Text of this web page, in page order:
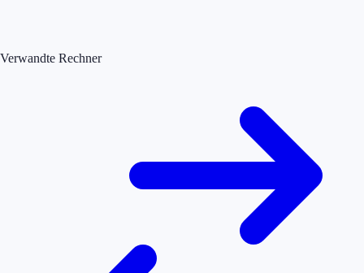
Verwandte Rechner